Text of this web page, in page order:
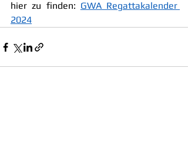
hier zu finden: GWA Regattakalender
2024